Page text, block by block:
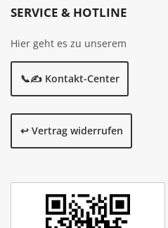
SERVICE & HOTLINE
Hier geht es zu unserem
📞✍️ Kontakt-Center
↩️ Vertrag widerrufen